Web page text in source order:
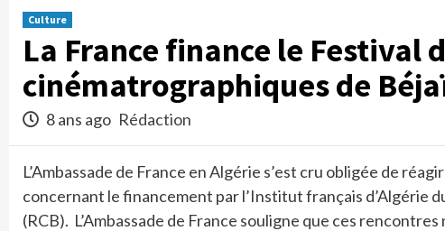
Culture
La France finance le Festival
cinématrographiques de
8 ans ago Rédaction
L’Ambassade de France en Algérie s’est cru obligée de
concernant le financement par l’Institut français d’Algérie
(RCB). L’Ambassade de France souligne que ces rencontres